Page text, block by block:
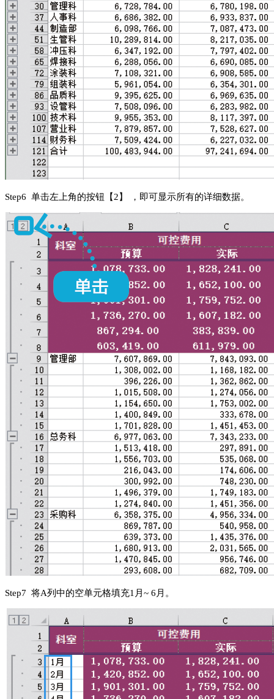
Step6 单击左上角的按钮【2】 ，即可显示所有的详细数据。
Step7 将A列中的空单元格填充1月~ 6月。